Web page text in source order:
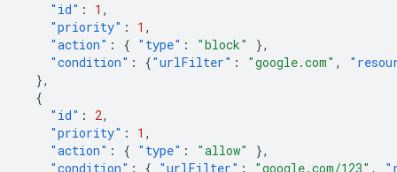
"id" : 1 ,
"priority" : 1 ,
"action" : { "type" : "block"
},
"condition" : {"urlFilter" : "google.com" ,
},
{
"id" : 2,
"priority" : 1 ,
"action" : { "type" : "allow"
},
"condition" : { "urlFilter" : "google.com/123" ,